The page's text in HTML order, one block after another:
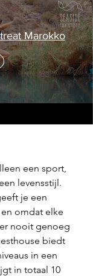
Marokko
een sport,
levensstijl.
je een
omdat elke
nooit genoeg
biedt
in een
in totaal 10